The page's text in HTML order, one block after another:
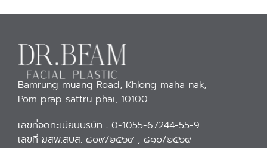
Bamrung muang Road, Khlong maha nak,
Pom prap sattru phai, 10100
เลขที่จดทะเบียนบริษัท : 0-1055-67244-55-9
เลขที่ ฆสพ.สบส. ๘๐๙/๒๕๖๙ , ๘๑๐/๒๕๖๙